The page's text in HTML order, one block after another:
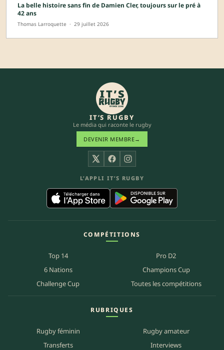
La belle histoire sans fin de Damien Cler, toujours sur le pré à
42 ans
Thomas Larroquette · 29 juillet 2026
IT’S RUGBY
Le média qui raconte le rugby
DEVENIR MEMBRE→
X FacebookInstagram
L’APPLI IT’S RUGBY
COMPÉTITIONS
Top 14
Pro D2
6 Nations
Champions Cup
Challenge Cup
Toutes les compétitions
RUBRIQUES
Rugby féminin
Rugby amateur
Transferts
Interviews